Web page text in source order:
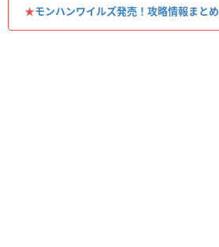
★モンハンワイルズ発売！攻略情報まとめ